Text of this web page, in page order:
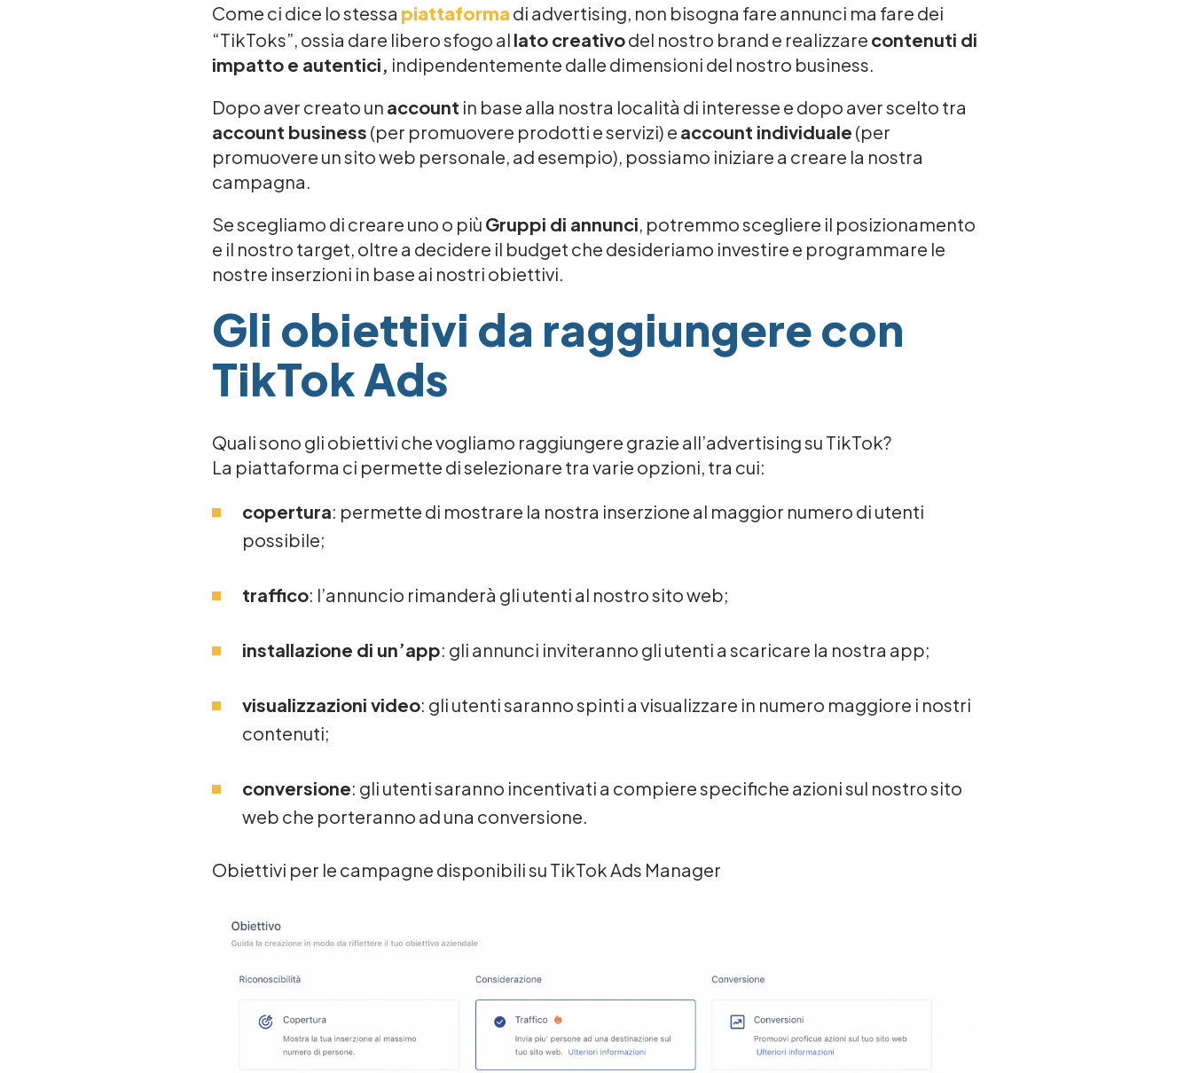
Come ci dice lo stessa piattaforma di advertising, non bisogna fare annunci ma fare dei
“TikToks”, ossia dare libero sfogo al lato creativodel nostro brand e realizzare contenuti di
impatto e autentici, indipendentemente dalle dimensioni del nostro business.
Dopo aver creato un account in base alla nostra località di interesse e dopo aver scelto tra
account business (per promuovere prodotti e servizi) e account individuale (per
promuovere un sito web personale, ad esempio), possiamo iniziare a creare la nostra
campagna.
Se scegliamo di creare uno o più Gruppi di annunci, potremmo scegliere il posizionamento
e il nostro target, oltre a decidere il budget che desideriamo investire e programmare le
nostre inserzioni in base ai nostri obiettivi.
Gli obiettivi da raggiungere con
TikTok Ads
Quali sono gli obiettivi che vogliamo raggiungere grazie all’advertising su TikTok?
La piattaforma ci permette di selezionare tra varie opzioni, tra cui:
copertura: permette di mostrare la nostra inserzione al maggior numero di utenti
possibile;
traffico: l’annuncio rimanderà gli utenti al nostro sito web;
installazione di un’app: gli annunci inviteranno gli utenti a scaricare la nostra app;
visualizzazioni video: gli utenti saranno spinti a visualizzare in numero maggiore i nostri
contenuti;
conversione: gli utenti saranno incentivati a compiere specifiche azioni sul nostro sito
web che porteranno ad una conversione.
Obiettivi per le campagne disponibili su TikTok Ads Manager